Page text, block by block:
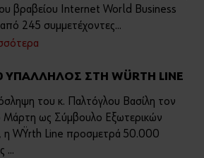
βραβείου Internet World Business
245 συμμετέχοντες...
ΥΠΑΛΛΗΛΟΣ ΣΤΗ WÜRTH LINE
του κ. Παλτόγλου Βασίλη τον
Μάρτη ως Σύμβουλο Εξωτερικών
η Wϋrth Line προσμετρά 50.000
...